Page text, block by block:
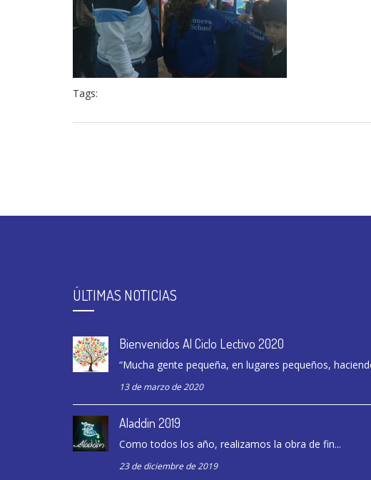
Tags:
ÚLTIMAS NOTICIAS
Bienvenidos Al Ciclo Lectivo 2020
“Mucha gente pequeña, en lugares pequeños,
13 de marzo de 2020
Aladdin 2019
Como todos los año, realizamos la obra de fin...
23 de diciembre de 2019